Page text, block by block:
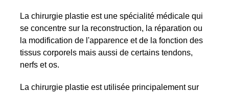
La chirurgie plastie est une spécialité médicale qui
se concentre sur la reconstruction, la réparation ou
la modification de l'apparence et de la fonction des
tissus corporels mais aussi de certains tendons,
nerfs et os.
La chirurgie plastie est utilisée principalement sur